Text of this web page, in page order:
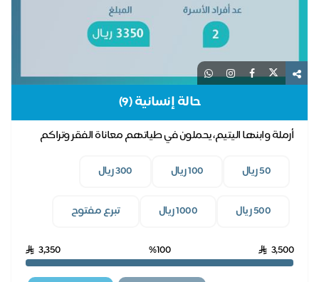
حالة إنسانية (9)
أرملة وابنها اليتيم، يحملون في طياتهم معاناة الفقر وتراكم
1000 ريال تبرع مفتوح
3,500
%100
3,350